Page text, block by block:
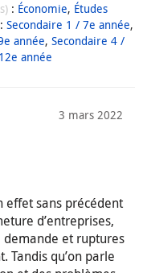
: Économie, Études
:Secondaire 1 / 7e année,
année, Secondaire 4 /
année
3 mars 2022
effet sans précédent
d’entreprises,
et ruptures
Tandis qu’on parle